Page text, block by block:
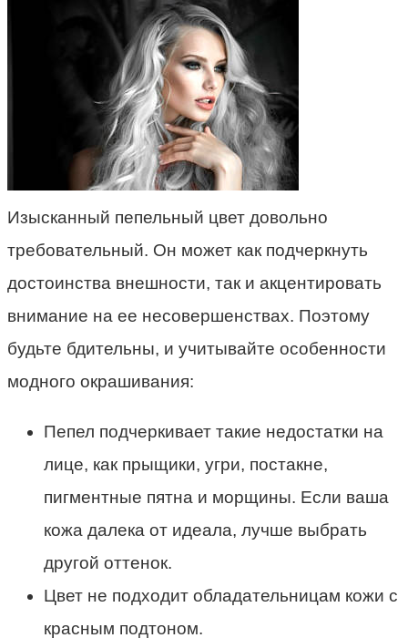
Изысканный пепельный цвет довольно
требовательный. Он может как подчеркнуть
достоинства внешности, так и акцентировать
внимание на ее несовершенствах. Поэтому
будьте бдительны, и учитывайте особенности
модного окрашивания:
Пепел подчеркивает такие недостатки на
лице, как прыщики, угри, постакне,
пигментные пятна и морщины. Если ваша
кожа далека от идеала, лучше выбрать
другой оттенок.
Цвет не подходит обладательницам кожи с
красным подтоном.